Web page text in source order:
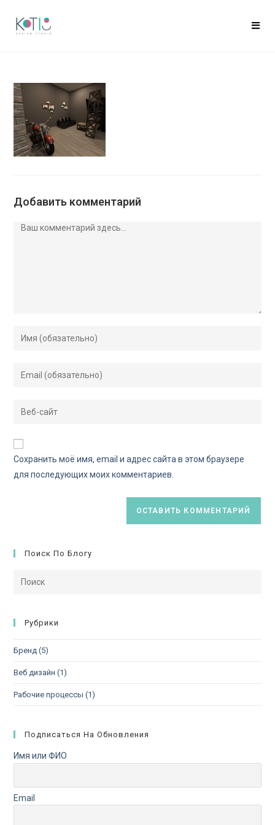
Добавить комментарий
Сохранить моё имя, email и адрес сайта в этом браузере
для последующих моих комментариев.
Поиск По Блогу
Рубрики
Бренд (5)
Веб дизайн (1)
Рабочие процессы (1)
Подписаться На Обновления
Имя или ФИО
Email